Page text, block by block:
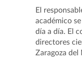
El
académico
día a día. El
directores
Zaragoza del